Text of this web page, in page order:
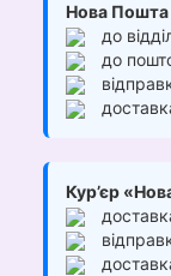
Нова Пошта
до
до
Кур’єр